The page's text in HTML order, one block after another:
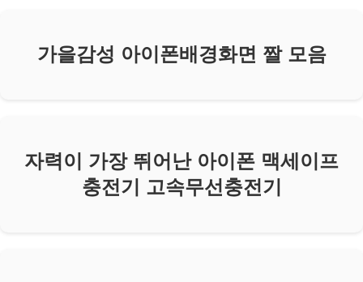
가을감성 아이폰배경화면 짤 모음
자력이 가장 뛰어난 아이폰 맥세이프
충전기 고속무선충전기